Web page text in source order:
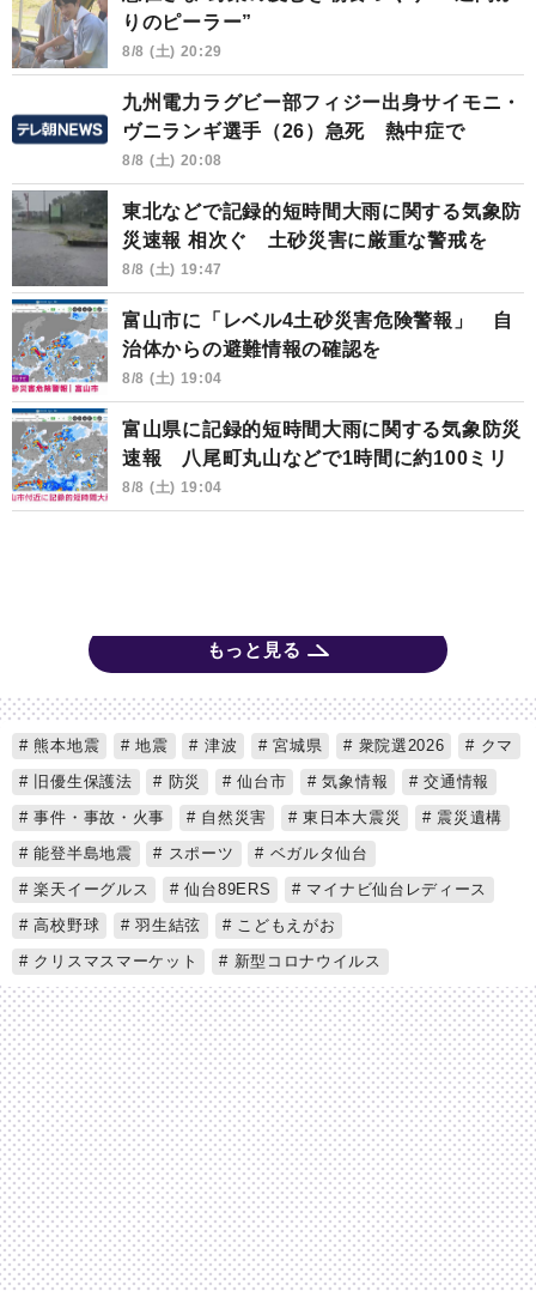
りのピーラー”
8/8 (土) 20:29
九州電力ラグビー部フィジー出身サイモニ・
ヴニランギ選手（26）急死 熱中症で
8/8 (土) 20:08
東北などで記録的短時間大雨に関する気象防
災速報 相次ぐ 土砂災害に厳重な警戒を
8/8 (土) 19:47
富山市に「レベル4土砂災害危険警報」 自
治体からの避難情報の確認を
8/8 (土) 19:04
富山県に記録的短時間大雨に関する気象防災
速報 八尾町丸山などで1時間に約100ミリ
8/8 (土) 19:04
もっと見る
熊本地震 地震 津波 宮城県 衆院選2026
クマ
旧優生保護法
防災 仙台市 気象情報
交通情報
事件・事故・火事
自然災害 東日本大震災
震災遺構
能登半島地震
スポーツ
ベガルタ仙台
楽天イーグルス
仙台89ERS
マイナビ仙台レディース
高校野球
羽生結弦
こどもえがお
クリスマスマーケット
新型コロナウイルス